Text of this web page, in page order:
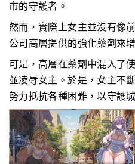
市的守護者。
然而，實際上女主並沒有像
公司高層提供的強化藥劑來
可是，高層在藥劑中混入了
並凌辱女主。於是，女主不
努力抵抗各種困難，以守護